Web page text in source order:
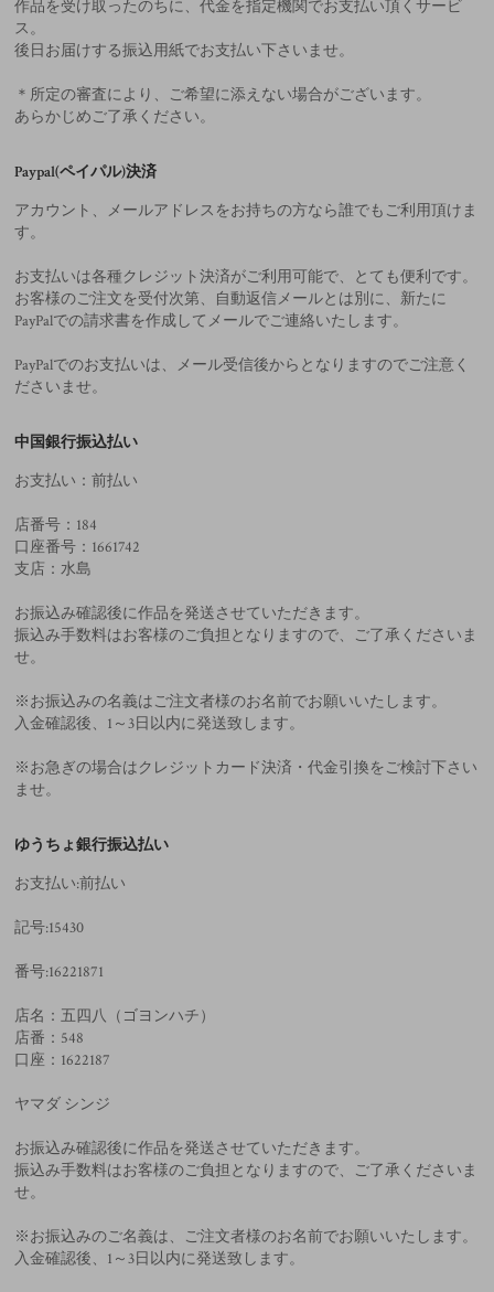
作品を受け取ったのちに、代金を指定機関でお支払い頂くサービ
ス。
後日お届けする振込用紙でお支払い下さいませ。
＊所定の審査により、ご希望に添えない場合がございます。
あらかじめご了承ください。
Paypal(ペイパル)決済
アカウント、メールアドレスをお持ちの方なら誰でもご利用頂けま
す。
お支払いは各種クレジット決済がご利用可能で、とても便利です。
お客様のご注文を受付次第、自動返信メールとは別に、新たに
PayPalでの請求書を作成してメールでご連絡いたします。
PayPalでのお支払いは、メール受信後からとなりますのでご注意く
ださいませ。
中国銀行振込払い
お支払い：前払い
店番号：184
口座番号：1661742
支店：水島
お振込み確認後に作品を発送させていただきます。
振込み手数料はお客様のご負担となりますので、ご了承くださいま
せ。
※お振込みの名義はご注文者様のお名前でお願いいたします。
入金確認後、1～3日以内に発送致します。
※お急ぎの場合はクレジットカード決済・代金引換をご検討下さい
ませ。
ゆうちょ銀行振込払い
お支払い:前払い
記号:15430
番号:16221871
店名：五四八（ゴヨンハチ）
店番：548
口座：1622187
ヤマダ シンジ
お振込み確認後に作品を発送させていただきます。
振込み手数料はお客様のご負担となりますので、ご了承くださいま
せ。
※お振込みのご名義は、ご注文者様のお名前でお願いいたします。
入金確認後、1～3日以内に発送致します。